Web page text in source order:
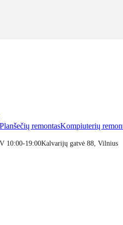
Planšečių remontasKompiuterių
10:00-19:00Kalvarijų gatvė 88, Vilnius